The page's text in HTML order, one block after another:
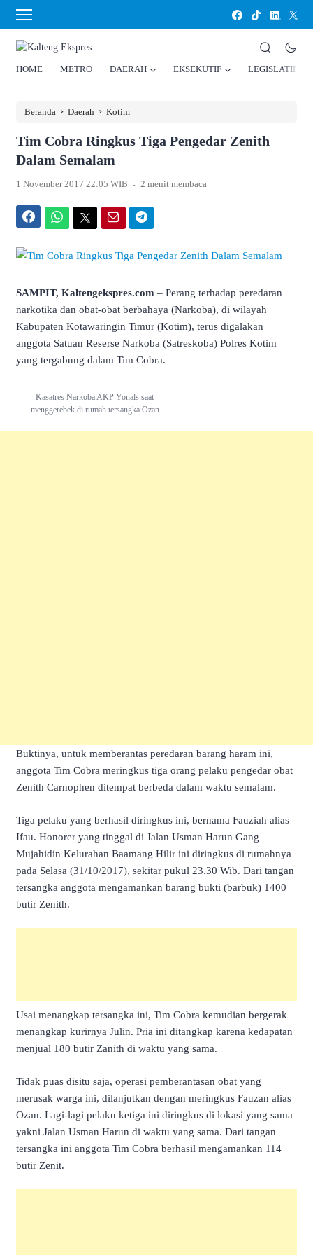
HOME METRO DAERAH EKSEKUTIF LEGISLATIF
Beranda › Daerah › Kotim
Tim Cobra Ringkus Tiga Pengedar Zenith
Dalam Semalam
1 November 2017 22:05 WIB . 2 menit membaca
SAMPIT, Kaltengekspres.com – Perang terhadap peredaran
narkotika dan obat-obat berbahaya (Narkoba), di wilayah
Kabupaten Kotawaringin Timur (Kotim), terus digalakan
anggota Satuan Reserse Narkoba (Satreskoba) Polres Kotim
yang tergabung dalam Tim Cobra.
Kasatres Narkoba AKP Yonals saat
menggerebek di rumah tersangka Ozan
Buktinya, untuk memberantas peredaran barang haram ini,
anggota Tim Cobra meringkus tiga orang pelaku pengedar obat
Zenith Carnophen ditempat berbeda dalam waktu semalam.
Tiga pelaku yang berhasil diringkus ini, bernama Fauziah alias
Ifau. Honorer yang tinggal di Jalan Usman Harun Gang
Mujahidin Kelurahan Baamang Hilir ini diringkus di rumahnya
pada Selasa (31/10/2017), sekitar pukul 23.30 Wib. Dari tangan
tersangka anggota mengamankan barang bukti (barbuk) 1400
butir Zenith.
Usai menangkap tersangka ini, Tim Cobra kemudian bergerak
menangkap kurirnya Julin. Pria ini ditangkap karena kedapatan
menjual 180 butir Zanith di waktu yang sama.
Tidak puas disitu saja, operasi pemberantasan obat yang
merusak warga ini, dilanjutkan dengan meringkus Fauzan alias
Ozan. Lagi-lagi pelaku ketiga ini diringkus di lokasi yang sama
yakni Jalan Usman Harun di waktu yang sama. Dari tangan
tersangka ini anggota Tim Cobra berhasil mengamankan 114
butir Zenit.